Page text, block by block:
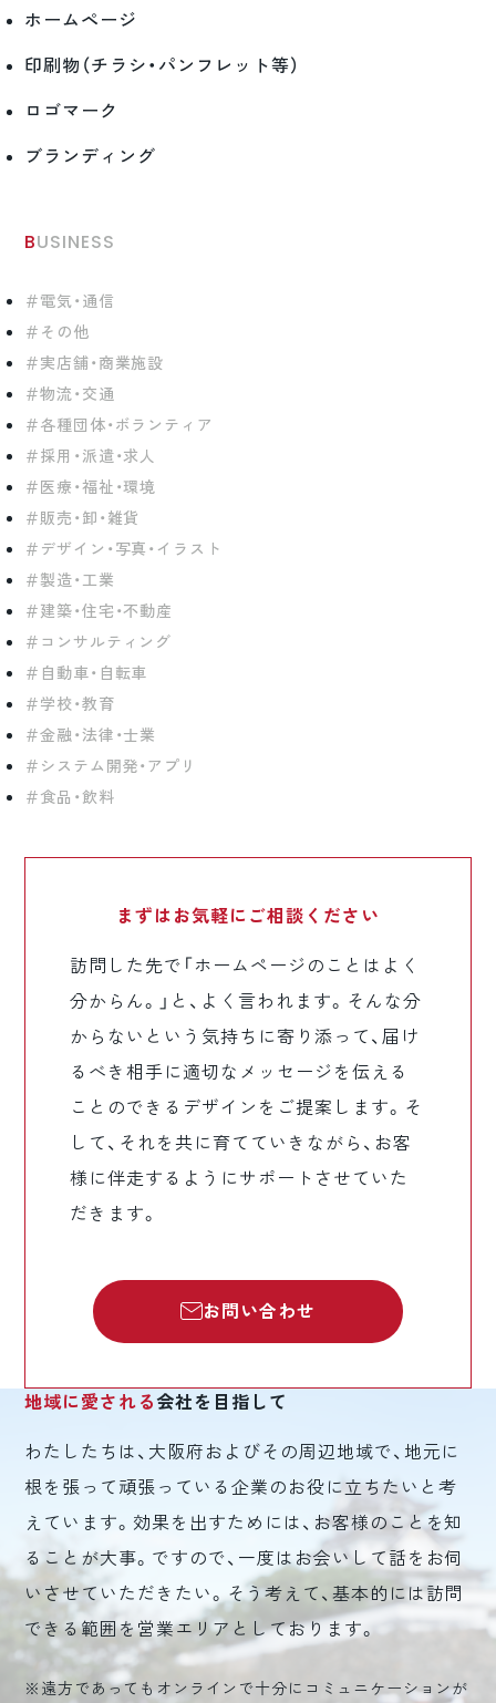
ホームページ
印刷物（チラシ・パンフレット等）
ロゴマーク
ブランディング
BUSINESS
電気・通信
その他
実店舗・商業施設
物流・交通
各種団体・ボランティア
採用・派遣・求人
医療・福祉・環境
販売・卸・雑貨
デザイン・写真・イラスト
製造・工業
建築・住宅・不動産
コンサルティング
自動車・自転車
学校・教育
金融・法律・士業
システム開発・アプリ
食品・飲料
まずはお気軽に ご相談ください
訪問した先で「ホームページのことはよく
分からん。」と、よく言われます。そんな分
からないという気持ちに寄り添って、届け
るべき相手に適切なメッセージを伝える
ことのできるデザインをご提案します。そ
して、それを共に育てていきながら、お客
様に伴走するようにサポートさせていた
だきます。
お問い合わせ
地域に愛される会社を目指して
わたしたちは、大阪府およびその周辺地域で、地元に
根を張って頑張っている企業のお役に立ちたいと考
えています。効果を出すためには、お客様のことを知
ることが大事。ですので、一度はお会いして話をお伺
いさせていただきたい。そう考えて、基本的には訪問
できる範囲を営業エリアとしております。
※遠方であってもオンラインで十分にコミュニケーションが